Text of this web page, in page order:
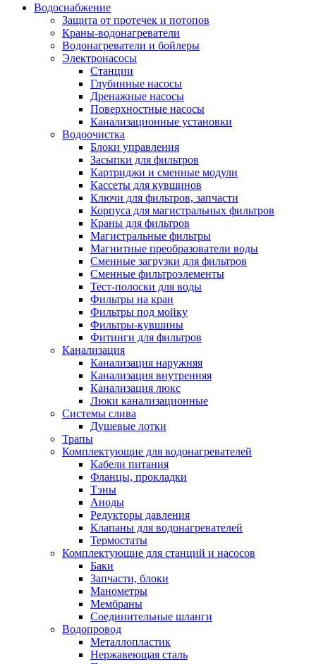
Строительные товары
Все для бани
Полезные статьи
Новости и Акции
Оплата и доставка
Сервис-центр
Адреса Сервис-центров
Обмен и возврат товара
Водоснабжение
Защита от протечек и потопов
Краны-водонагреватели
Водонагреватели и бойлеры
Электронасосы
Станции
Глубинные насосы
Дренажные насосы
Поверхностные насосы
Канализационные установки
Водоочистка
Блоки управления
Засыпки для фильтров
Картриджи и сменные модули
Кассеты для кувшинов
Ключи для фильтров, запчасти
Корпуса для магистральных фильтров
Краны для фильтров
Магистральные фильтры
Магнитные преобразователи воды
Сменные загрузки для фильтров
Сменные фильтроэлементы
Тест-полоски для воды
Фильтры на кран
Фильтры под мойку
Фильтры-кувшины
Фитинги для фильтров
Канализация
Канализация наружняя
Канализация внутренняя
Канализация люкс
Люки канализационные
Системы слива
Душевые лотки
Трапы
Комплектующие для водонагревателей
Кабели питания
Фланцы, прокладки
Тэны
Аноды
Редукторы давления
Клапаны для водонагревателей
Термостаты
Комплектующие для станций и насосов
Баки
Запчасти, блоки
Манометры
Мембраны
Соединительные шланги
Водопровод
Металлопластик
Нержавеющая сталь